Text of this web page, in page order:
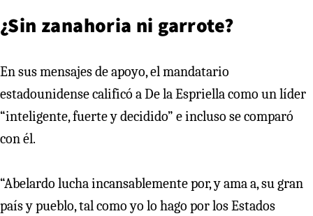
¿Sin zanahoria ni garrote?
En sus mensajes de apoyo, el mandatario
estadounidense calificó a De la Espriella como un líder
“inteligente, fuerte y decidido” e incluso se comparó
con él.
“Abelardo lucha incansablemente por, y ama a, su gran
país y pueblo, tal como yo lo hago por los Estados